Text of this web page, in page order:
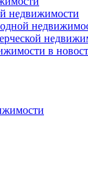
недвижимости
в